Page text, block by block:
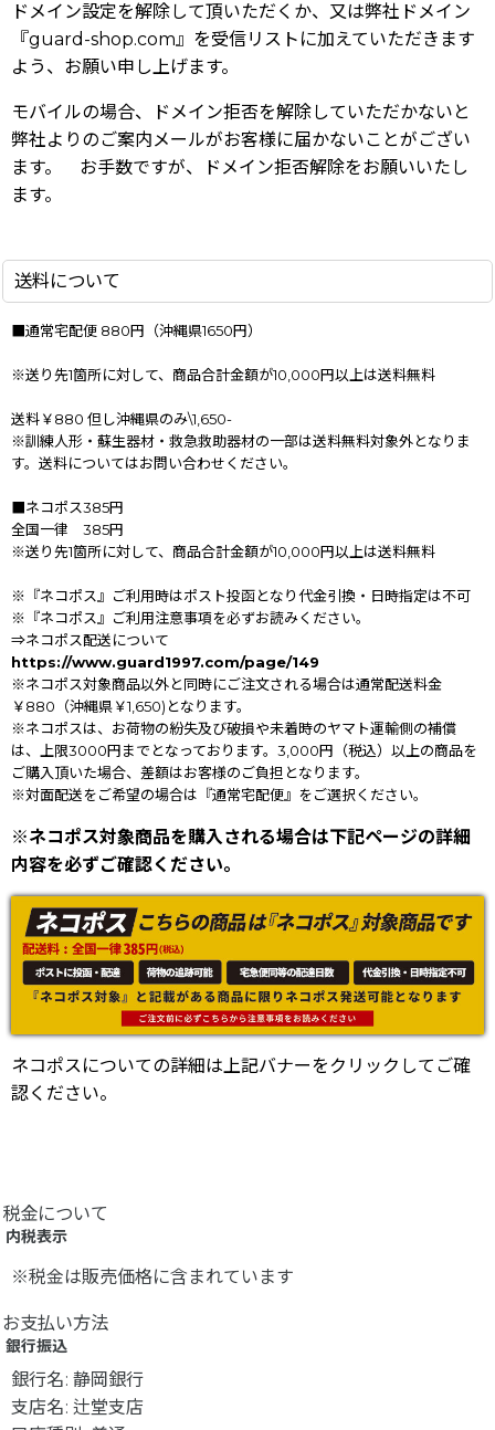
ドメイン設定を解除して頂いただくか、又は弊社ドメイン
『guard-shop.com』を受信リストに加えていただきます
よう、お願い申し上げます。
モバイルの場合、ドメイン拒否を解除していただかないと
弊社よりのご案内メールがお客様に届かないことがござい
ます。 お手数ですが、ドメイン拒否解除をお願いいたし
ます。
送料について
■通常宅配便 880円（沖縄県1650円）
※送り先1箇所に対して、商品合計金額が10,000円以上は送料無料
送料￥880 但し沖縄県のみ\1,650-
※訓練人形・蘇生器材・救急救助器材の一部は送料無料対象外となりま
す。送料についてはお問い合わせください。
■ネコポス385円
全国一律 385円
※送り先1箇所に対して、商品合計金額が10,000円以上は送料無料
※『ネコポス』ご利用時はポスト投函となり代金引換・日時指定は不可
※『ネコポス』ご利用注意事項を必ずお読みください。
⇒ネコポス配送について
https://www.guard1997.com/page/149
※ネコポス対象商品以外と同時にご注文される場合は通常配送料金
￥880（沖縄県￥1,650)となります。
※ネコポスは、お荷物の紛失及び破損や未着時のヤマト運輸側の補償
は、上限3000円までとなっております。3,000円（税込）以上の商品を
ご購入頂いた場合、差額はお客様のご負担となります。
※対面配送をご希望の場合は『通常宅配便』をご選択ください。
※ネコポス対象商品を購入される場合は下記ページの詳細
内容を必ずご確認ください。
ネコポスについての詳細は上記バナーをクリックしてご確
認ください。
税金について
内税表示
※税金は販売価格に含まれています
お支払い方法
銀行振込
銀行名: 静岡銀行
支店名: 辻堂支店